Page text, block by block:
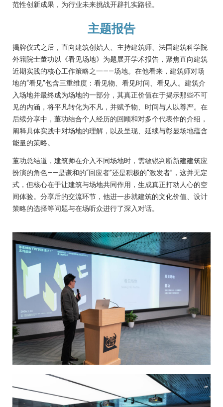
范性创新成果，为行业未来挑战开辟扎实路径。
主题报告
揭牌仪式之后，直向建筑创始人、主持建筑师、法国建筑科学院
外籍院士董功以《看见场地》为题展开学术报告，聚焦直向建筑
近期实践的核心工作策略之一——场地。在他看来，建筑师对场
地的“看见”包含三重维度：看见物、看见时间、看见人。建筑介
入场地并最终成为场地的一部分，其真正价值在于揭示那些不可
见的内涵，将平凡转化为不凡，并赋予物、时间与人以尊严。在
后续分享中，董功结合个人经历的回顾和对多个代表作的介绍，
阐释具体实践中对场地的理解，以及呈现、延续与彰显场地蕴含
能量的策略。
董功总结道，建筑师在介入不同场地时，需敏锐判断新建建筑应
扮演的角色——是谦和的“回应者”还是积极的“激发者”，这并无定
式，但核心在于让建筑与场地共同作用，生成真正打动人心的空
间体验。分享后的交流环节，他进一步就建筑的文化价值、设计
策略的选择等问题与在场听众进行了深入对话。